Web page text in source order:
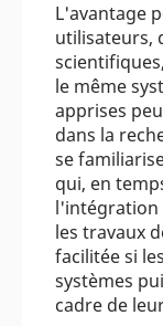
L'avantage
utilisateurs,
le même
apprises
dans la
se
qui, en
l'intégration
les travaux
facilitée si
systèmes
cadre de